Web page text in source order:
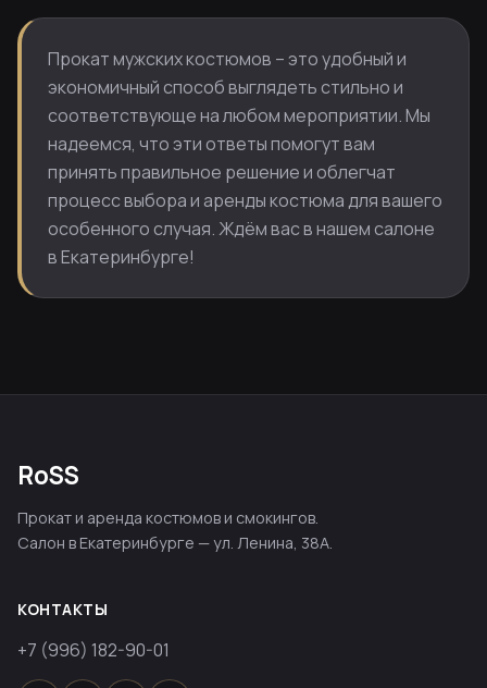
Прокат мужских костюмов – это удобный и
экономичный способ выглядеть стильно и
соответствующе на любом мероприятии. Мы
надеемся, что эти ответы помогут вам
принять правильное решение и облегчат
процесс выбора и аренды костюма для вашего
особенного случая. Ждём вас в нашем салоне
в Екатеринбурге!
RoSS
Прокат и аренда костюмов и смокингов.
Салон в Екатеринбурге — ул. Ленина, 38А.
КОНТАКТЫ
+7 (996) 182-90-01